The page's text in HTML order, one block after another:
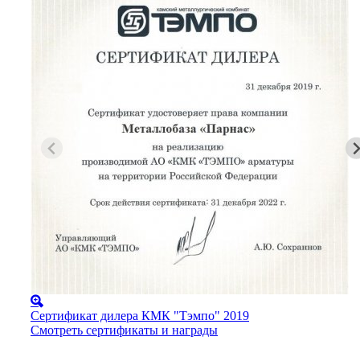
Сертификат дилера КМК "Тэмпо" 2019
Смотреть сертификаты и награды